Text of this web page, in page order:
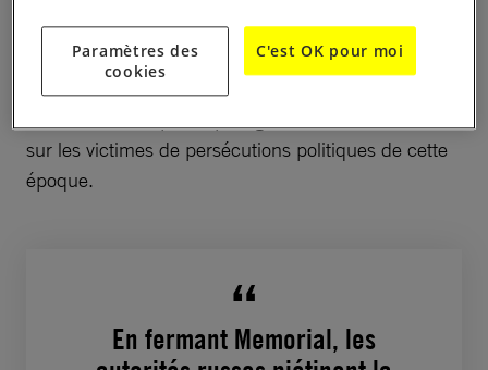
L’ONG a travaillé pourdocumenter la répression
politique et les atrocités
perpétrées sous le régime
de Joseph Staline et d’autres dirigeants soviétiques.
sur les victimes de persécutions politiques de cette
époque.
En fermant Memorial, les
Paramètres des
cookies
C'est OK pour moi